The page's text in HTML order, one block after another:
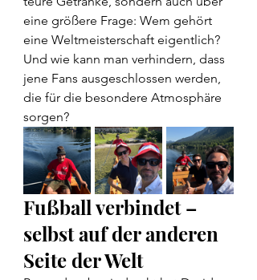
eine größere Frage: Wem gehört
eine Weltmeisterschaft eigentlich?
Und wie kann man verhindern, dass
jene Fans ausgeschlossen werden,
die für die besondere Atmosphäre
sorgen?
Fußball verbindet –
selbst auf der anderen
Seite der Welt